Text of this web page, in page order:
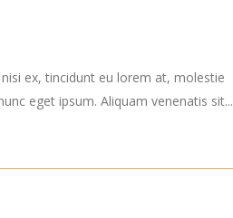
ex, tincidunt eu lorem at, molestie
eget ipsum. Aliquam venenatis sit...